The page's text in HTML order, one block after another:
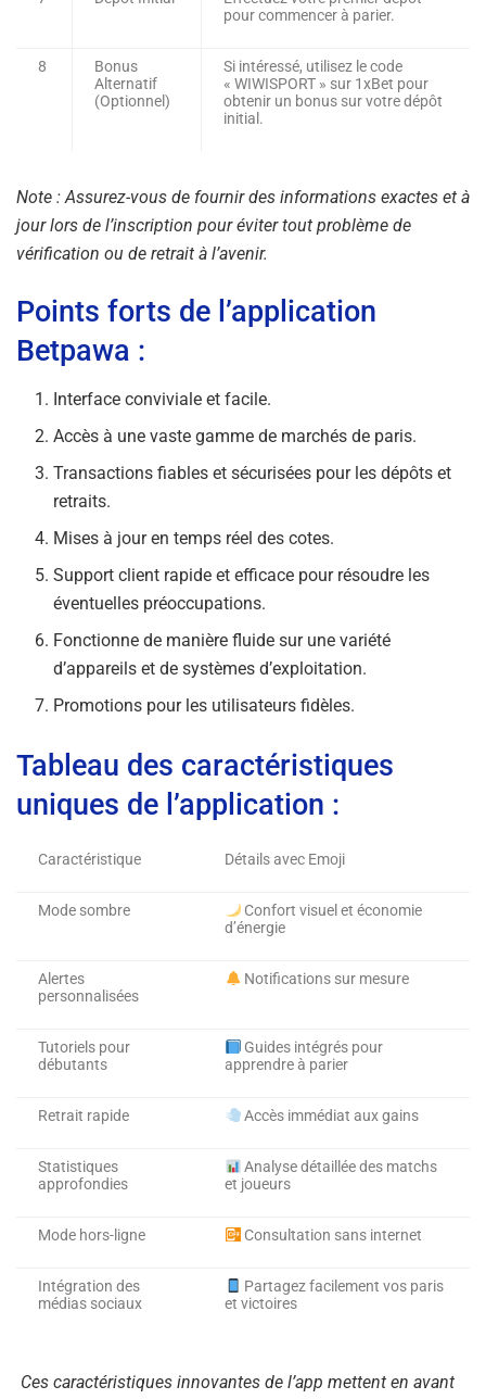
pour commencer à parier.
8
Bonus
Alternatif
(Optionnel)
Si intéressé, utilisez le code
« WIWISPORT » sur 1xBet pour
obtenir un bonus sur votre dépôt
initial.
Note : Assurez-vous de fournir des informations exactes et à
jour lors de l’inscription pour éviter tout problème de
vérification ou de retrait à l’avenir.
Points forts de l’application
Betpawa :
Interface conviviale et facile.
Accès à une vaste gamme de marchés de paris.
Transactions fiables et sécurisées pour les dépôts et
retraits.
Mises à jour en temps réel des cotes.
Support client rapide et efficace pour résoudre les
éventuelles préoccupations.
Fonctionne de manière fluide sur une variété
d’appareils et de systèmes d’exploitation.
Promotions pour les utilisateurs fidèles.
Tableau des caractéristiques
uniques de l’application :
Caractéristique Détails avec Emoji
Mode sombre
Confort visuel et économie
d’énergie
Alertes
personnalisées
Notifications sur mesure
Tutoriels pour
débutants
Guides intégrés pour
apprendre à parier
Retrait rapide Accès immédiat aux gains
Statistiques
approfondies
Analyse détaillée des matchs
et joueurs
Mode hors-ligne Consultation sans internet
Intégration des
médias sociaux
Partagez facilement vos paris
et victoires
Ces caractéristiques innovantes de l’app mettent en avant